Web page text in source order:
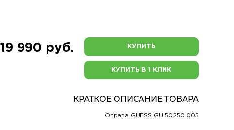
19 990 руб. КУПИТЬ
КУПИТЬ В 1 КЛИК
КРАТКОЕ ОПИСАНИЕ ТОВАРА
Оправа GUESS GU 50250 005